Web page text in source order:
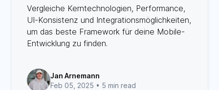
Vergleiche Kerntechnologien, Performance,
UI-Konsistenz und Integrationsmöglichkeiten,
um das beste Framework für deine Mobile-
Entwicklung zu finden.
Jan Arnemann
Feb 05, 2025 • 5 min read